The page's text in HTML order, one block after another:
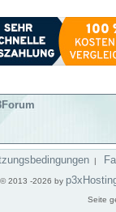
|
2013 -2026 by
Seite